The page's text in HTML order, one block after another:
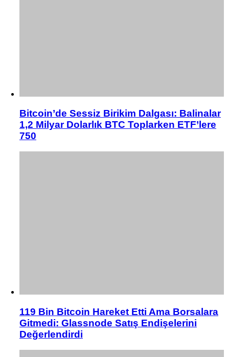
Bitcoin’de Sessiz Birikim Dalgası: Balinalar
1,2 Milyar Dolarlık BTC Toplarken ETF’lere
750
119 Bin Bitcoin Hareket Etti Ama Borsalara
Gitmedi: Glassnode Satış Endişelerini
Değerlendirdi